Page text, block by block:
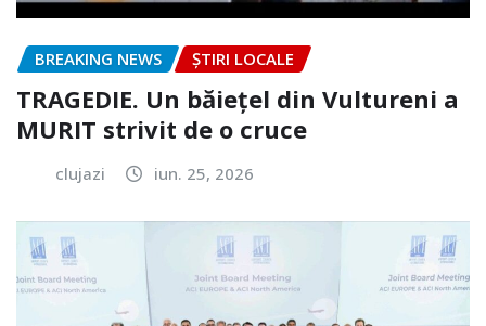
BREAKING NEWS ȘTIRI LOCALE
TRAGEDIE. Un băiețel din Vultureni a
MURIT strivit de o cruce
clujazi iun. 25, 2026